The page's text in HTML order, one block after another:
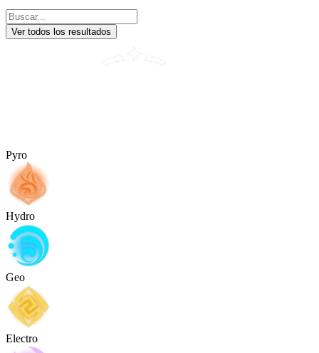
Ver todos los resultados
Pyro
Hydro
Geo
Electro